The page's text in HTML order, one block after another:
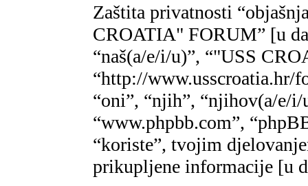
Zaštita privatnosti
CROATIA" FORUM” [u
“naš(a/e/i/u)”, “"USS
“http://www.usscroatia.hr/
“oni”, “njih”, “njihov(a/e/
“www.phpbb.com”,
“koriste”, tvojim
prikupljene informacije [u